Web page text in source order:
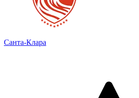
Санта-Клара